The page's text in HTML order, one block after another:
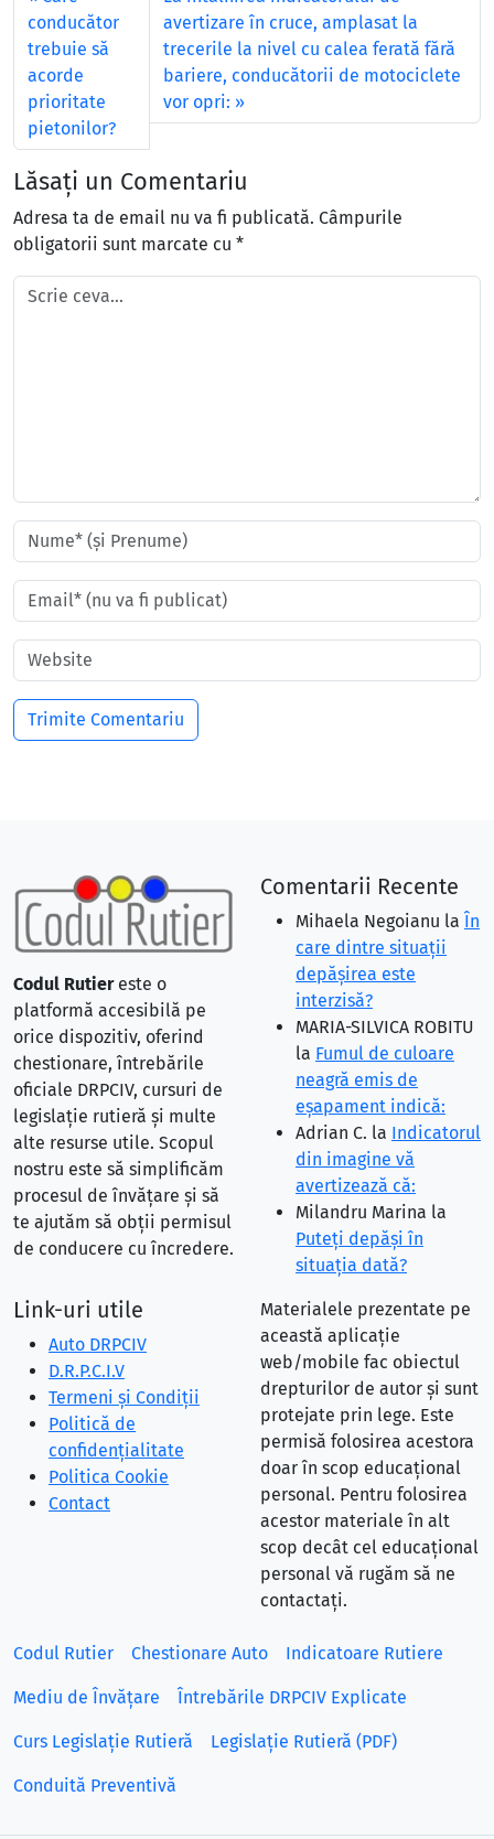
conducător
trebuie să
acorde
prioritate
pietonilor?
avertizare în cruce, amplasat la
trecerile la nivel cu calea ferată fără
bariere, conducătorii de motociclete
vor opri:
Lăsați un Comentariu
Adresa ta de email nu va fi publicată. Câmpurile
obligatorii sunt marcate cu *
Codul Rutiereste o
platformă accesibilă pe
orice dispozitiv, oferind
chestionare, întrebările
oficiale DRPCIV, cursuri de
legislație rutieră și multe
alte resurse utile. Scopul
nostru este să simplificăm
procesul de învățare și să
te ajutăm să obții permisul
de conducere cu încredere.
Comentarii Recente
Mihaela Negoianu la În
care dintre situaţii
depăşirea este
interzisă?
MARIA-SILVICA ROBITU
la Fumul de culoare
neagră emis de
eşapament indică:
Adrian C. la Indicatorul
din imagine vă
avertizează că:
Milandru Marina la
Puteţi depăşi în
situaţia dată?
Link-uri utile
Auto DRPCIV
D.R.P.C.I.V
Termeni și Condiții
Politică de
confidențialitate
Politica Cookie
Contact
Materialele prezentate pe
această aplicație
web/mobile fac obiectul
drepturilor de autor și sunt
protejate prin lege. Este
permisă folosirea acestora
doar în scop educațional
personal. Pentru folosirea
acestor materiale în alt
scop decât cel educațional
personal vă rugăm să ne
contactați.
Codul Rutier Chestionare Auto Indicatoare Rutiere
Mediu de Învățare Întrebările DRPCIV Explicate
Curs Legislație Rutieră Legislație Rutieră (PDF)
Conduită Preventivă